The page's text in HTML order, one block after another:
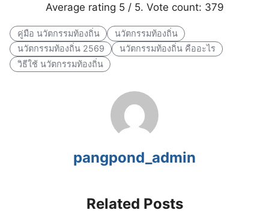
Average rating 5/ 5. Vote count: 379
คู่มือ นวัตกรรมท้องถิ่น
นวัตกรรมท้องถิ่น
นวัตกรรมท้องถิ่น 2569
นวัตกรรมท้องถิ่น คืออะไร
วิธีใช้ นวัตกรรมท้องถิ่น
pangpond_admin
Related Posts